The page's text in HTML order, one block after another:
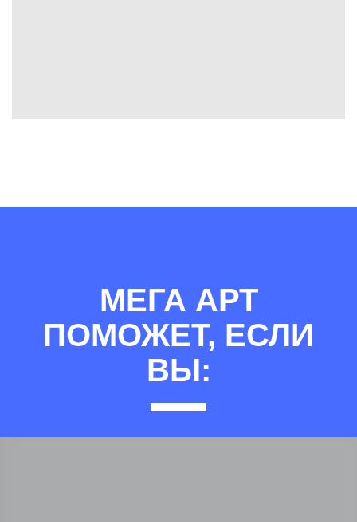
МЕГА АРТ
ПОМОЖЕТ, ЕСЛИ
ВЫ: